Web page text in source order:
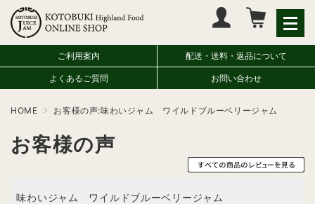
マイページへログイン
カートをみる
ご利用案内 配送・送料・返品について
よくあるご質問 お問い合わせ
HOME お客様の声:味わいジャム ワイルドブルーベリージャム
お客様の声
味わいジャム ワイルドブルーベリージャム